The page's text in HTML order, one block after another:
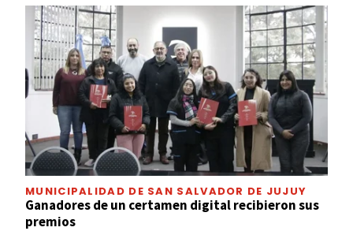
MUNICIPALIDAD DE SAN SALVADOR DE JUJUY
Ganadores de un certamen digital recibieron sus
premios